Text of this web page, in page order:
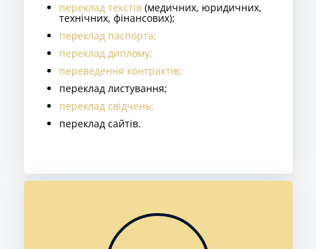
переклад текстів(медичних, юридичних,
технічних, фінансових);
переклад паспорта;
переклад диплому;
переведення контрактів;
переклад листування;
переклад свідчень;
переклад сайтів.